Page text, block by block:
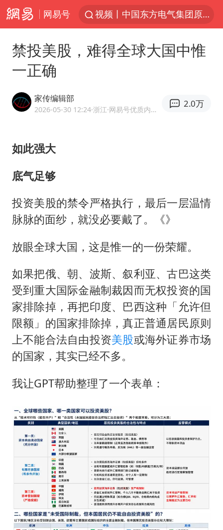
网易号
视频丨中国东方电气集团原党组副书记、董事宋致远被查
香港宏福苑火灾或由烟头引起
白海豚将正面袭击贯穿浙江
万岁山接盘烂尾恒大文旅城
多个明星演唱会取消
女儿为争财产堵门阻挠父亲出殡
Kimi K3也失控了
习近平心系体育强国建设
禁投美股，难得全球大国中惟
一正确
家传编辑部
2026-05-30 12:24·浙江 ·网易号优质内容创作者
2.0万
如此强大
底气足够
投资美股的禁令严格执行，最后一层温情
脉脉的面纱，就没必要戴了。《》
放眼全球大国，这是惟一的一份荣耀。
如果把俄、朝、波斯、叙利亚、古巴这类
受到重大国际金融制裁因而无权投资的国
家排除掉，再把印度、巴西这种「允许但
限额」的国家排除掉，真正普通居民原则
上不能合法自由投资美股或海外证券市场
的国家，其实已经不多。
我让GPT帮助整理了一个表单：